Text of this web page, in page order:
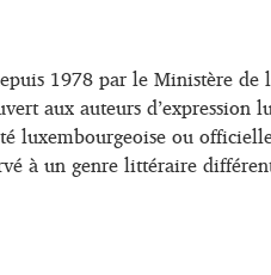
1978 par le Ministère
aux auteurs d’expression
luxembourgeoise ou
à un genre littéraire